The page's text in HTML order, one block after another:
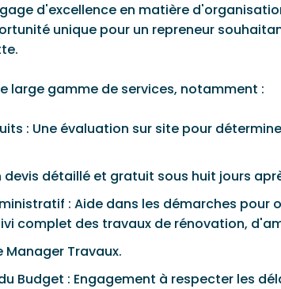
gage d'excellence en matière
unique pour un repreneur
large gamme de services, notamment :
: Une évaluation sur site pour
devis détaillé et gratuit sous huit jours
: Aide dans les démarches pour
complet des travaux de rénovation,
Travaux.
Budget : Engagement à respecter les